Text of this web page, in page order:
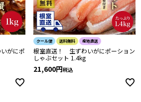
がにポ
クール便 送料無料 産地直送
根室直送！ 生ずわいがにポーション
しゃぶセット 1.4kg
21,600 税込